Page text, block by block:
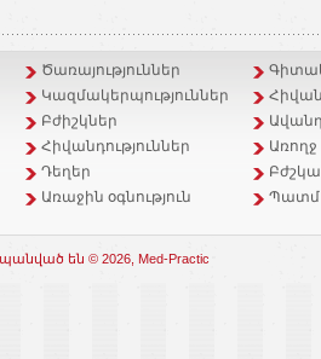
Ծառայություններ
Կազմակերպություններ
Բժիշկներ
Հիվանդություններ
Դեղեր
Առաջին օգնություն
են © 2026, Med-Practic